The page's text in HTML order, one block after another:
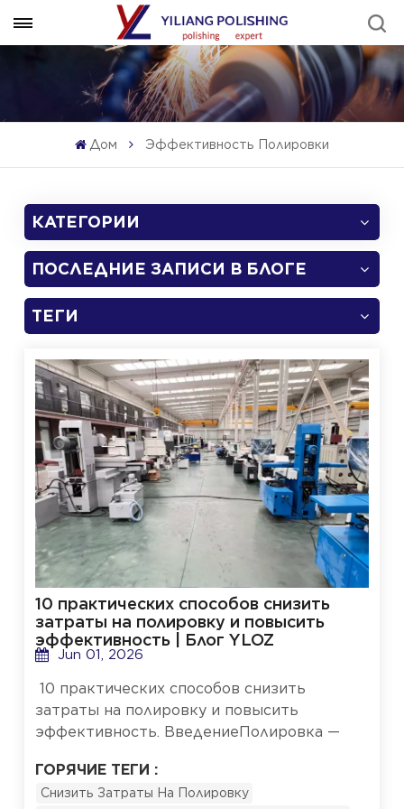
Дом Эффективность Полировки
КАТЕГОРИИ
ПОСЛЕДНИЕ ЗАПИСИ В БЛОГЕ
ТЕГИ
10 практических способов снизить
затраты на полировку и повысить
эффективность | Блог YLOZ
Jun 01, 2026
10 практических способов снизить
затраты на полировку и повысить
эффективность. ВведениеПолировка —
процессов в обработке металлических
поверхностей. Для производителей,
ГОРЯЧИЕ ТЕГИ :
Снизить Затраты На Полировку